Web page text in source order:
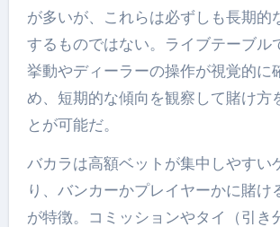
が多いが、これらは必ずしも長期的
するものではない。ライブテーブル
挙動やディーラーの操作が視覚的に
め、短期的な傾向を観察して賭け方
とが可能だ。
バカラは高額ベットが集中しやすい
り、バンカーかプレイヤーかに賭け
が特徴。コミッションやタイ（引き